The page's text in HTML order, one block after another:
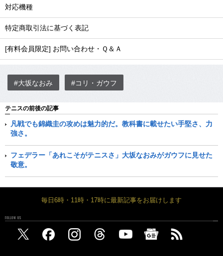
対応機種
特定商取引法に基づく表記
[有料会員限定] お問い合わせ・Ｑ＆Ａ
#大坂なおみ #コリ・ガウフ
テニスの前後の記事
凡戦でも錦織圭の攻めは魅力的だ。教科書に載せたい手堅さ、力
強さ。
フェデラー「あれこそがテニスさ」大坂なおみがガウフに見せた
敬意。
毎日6時・11時・17時に最新記事をお届けします
FOLLOW US